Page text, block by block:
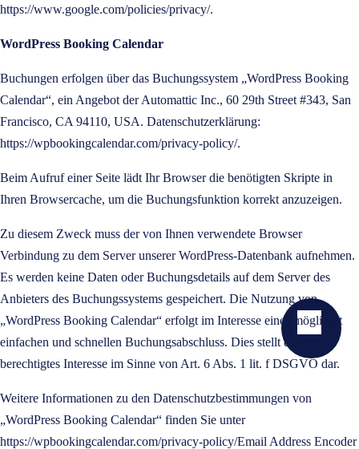
https://www.google.com/policies/privacy/.
WordPress Booking Calendar
Buchungen erfolgen über das Buchungssystem „WordPress Booking
Calendar“, ein Angebot der Automattic Inc., 60 29th Street #343, San
Francisco, CA 94110, USA. Datenschutzerklärung:
https://wpbookingcalendar.com/privacy-policy/.
Beim Aufruf einer Seite lädt Ihr Browser die benötigten Skripte in
Ihren Browsercache, um die Buchungsfunktion korrekt anzuzeigen.
Zu diesem Zweck muss der von Ihnen verwendete Browser
Verbindung zu dem Server unserer WordPress-Datenbank aufnehmen.
Es werden keine Daten oder Buchungsdetails auf dem Server des
Anbieters des Buchungssystems gespeichert. Die Nutzung von
„WordPress Booking Calendar“ erfolgt im Interesse eines möglichst
einfachen und schnellen Buchungsabschluss. Dies stellt ein
berechtigtes Interesse im Sinne von Art. 6 Abs. 1 lit. f DSGVO dar.
Weitere Informationen zu den Datenschutzbestimmungen von
„WordPress Booking Calendar“ finden Sie unter
https://wpbookingcalendar.com/privacy-policy/Email Address Encoder